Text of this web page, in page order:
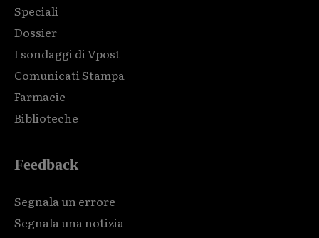
Speciali
Dossier
I sondaggi di Vpost
Comunicati Stampa
Farmacie
Biblioteche
Feedback
Segnala un errore
Segnala una notizia